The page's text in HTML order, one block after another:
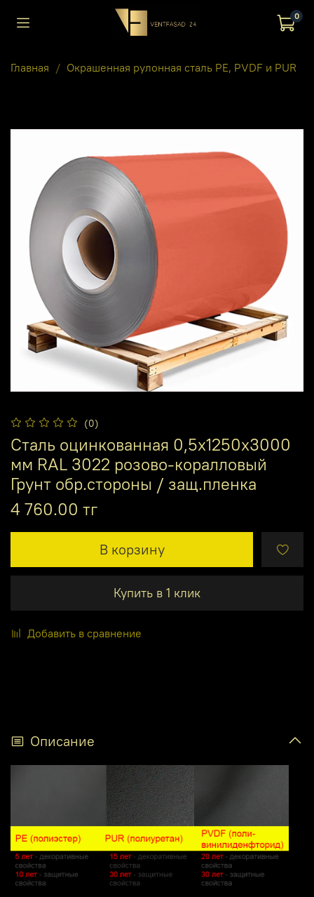
0
Главная Окрашенная рулонная сталь PE, PVDF и PUR
(0)
Сталь оцинкованная 0,5х1250х3000
мм RAL 3022 розово-коралловый
Грунт обр.стороны / защ.пленка
4 760.00 тг
В корзину
Купить в 1 клик
Добавить в сравнение
Описание